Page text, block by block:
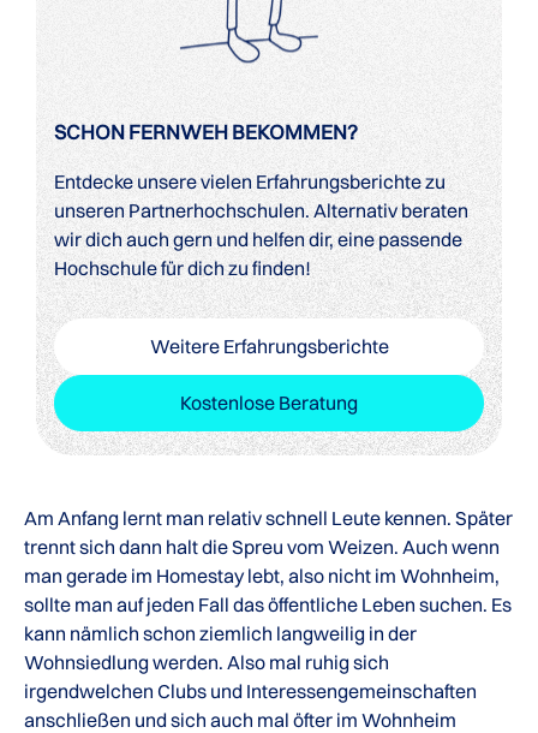
SCHON FERNWEH BEKOMMEN?
Entdecke unsere vielen Erfahrungsberichte zu
unseren Partnerhochschulen. Alternativ beraten
wir dich auch gern und helfen dir, eine passende
Hochschule für dich zu finden!
Weitere Erfahrungsberichte
Kostenlose Beratung
Am Anfang lernt man relativ schnell Leute kennen. Später
trennt sich dann halt die Spreu vom Weizen. Auch wenn
man gerade im Homestay lebt, also nicht im Wohnheim,
sollte man auf jeden Fall das öffentliche Leben suchen. Es
kann nämlich schon ziemlich langweilig in der
Wohnsiedlung werden. Also mal ruhig sich
irgendwelchen Clubs und Interessengemeinschaften
anschließen und sich auch mal öfter im Wohnheim